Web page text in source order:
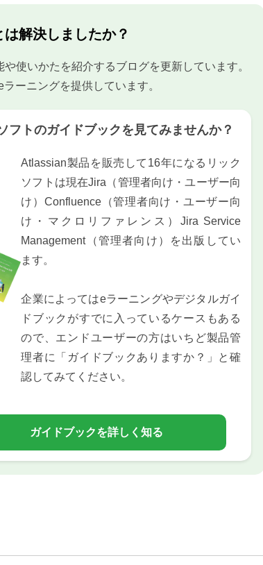
解決しましたか？
使いかたを紹介するブログを更新しています。
ーニングを提供しています。
フトのガイドブックを見てみませんか？
Atlassian製品を販売して16年になるリック
ソフトは現在Jira（管理者向け・ユーザー向
け）Confluence（管理者向け・ユーザー向
け・マクロリファレンス）Jira Service
Management（管理者向け）を出版してい
ます。
企業によってはeラーニングやデジタルガイ
ドブックがすでに入っているケースもある
ので、エンドユーザーの方はいちど製品管
理者に「ガイドブックありますか？」と確
認してみてください。
ガイドブックを詳しく知る